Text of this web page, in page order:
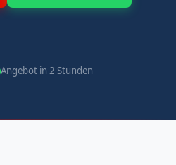
Angebot in 2 Stunden